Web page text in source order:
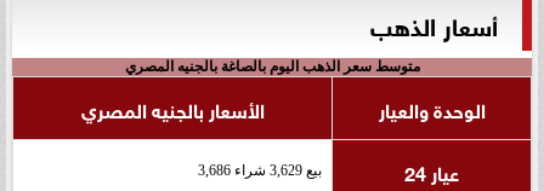
أسعار الذهب
متوسط سعر الذهب اليوم بالصاغة بالجنيه المصري
الوحدة والعيار
الأسعار بالجنيه المصري
عيار 24
بيع 3,629 شراء 3,686